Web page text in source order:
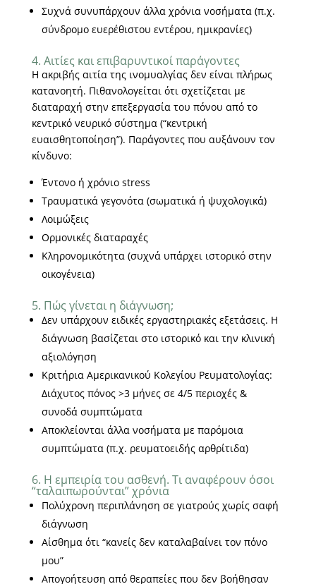
Συχνά συνυπάρχουν άλλα χρόνια νοσήματα (π.χ.
σύνδρομο ευερέθιστου εντέρου, ημικρανίες)
4. Αιτίες και επιβαρυντικοί παράγοντες
Η ακριβής αιτία της ινομυαλγίας δεν είναι πλήρως
κατανοητή. Πιθανολογείται ότι σχετίζεται με
διαταραχή στην επεξεργασία του πόνου από το
κεντρικό νευρικό σύστημα (“κεντρική
ευαισθητοποίηση”). Παράγοντες που αυξάνουν τον
κίνδυνο:
Έντονο ή χρόνιο stress
Τραυματικά γεγονότα (σωματικά ή ψυχολογικά)
Λοιμώξεις
Ορμονικές διαταραχές
Κληρονομικότητα (συχνά υπάρχει ιστορικό στην
οικογένεια)
5. Πώς γίνεται η διάγνωση;
Δεν υπάρχουν ειδικές εργαστηριακές εξετάσεις. Η
διάγνωση βασίζεται στο ιστορικό και την κλινική
αξιολόγηση
Κριτήρια Αμερικανικού Κολεγίου Ρευματολογίας:
Διάχυτος πόνος >3 μήνες σε 4/5 περιοχές &
συνοδά συμπτώματα
Αποκλείονται άλλα νοσήματα με παρόμοια
συμπτώματα (π.χ. ρευματοειδής αρθρίτιδα)
6. Η εμπειρία του ασθενή. Τι αναφέρουν όσοι
“ταλαιπωρούνται” χρόνια
Πολύχρονη περιπλάνηση σε γιατρούς χωρίς σαφή
διάγνωση
Αίσθημα ότι “κανείς δεν καταλαβαίνει τον πόνο
μου”
Απογοήτευση από θεραπείες που δεν βοήθησαν